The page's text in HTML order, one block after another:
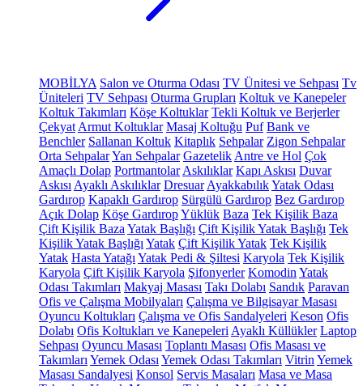
MOBİLYA Salon ve Oturma Odası TV Ünitesi ve Sehpası Tv
Üniteleri TV Sehpası Oturma Grupları Koltuk ve Kanepeler
Koltuk Takımları Köşe Koltuklar Tekli Koltuk ve Berjerler
Çekyat Armut Koltuklar Masaj Koltuğu Puf Bank ve
Benchler Sallanan Koltuk Kitaplık Sehpalar Zigon Sehpalar
Orta SehpalarYan Sehpalar Gazetelik Antre ve Hol Çok
Amaçlı Dolap Portmantolar Askılıklar Kapı Askısı Duvar
Askısı Ayaklı Askılıklar Dresuar AyakkabılıkYatak Odası
Gardırop Kapaklı Gardırop Sürgülü Gardırop Bez Gardırop
Açık Dolap Köşe GardıropYüklük Baza Tek Kişilik Baza
Çift Kişilik Baza Yatak Başlığı Çift Kişilik Yatak Başlığı Tek
Kişilik Yatak Başlığı Yatak Çift Kişilik Yatak Tek Kişilik
Yatak Hasta Yatağı Yatak Pedi & Şiltesi Karyola Tek Kişilik
Karyola Çift Kişilik Karyola Şifonyerler Komodin Yatak
Odası Takımları Makyaj Masası Takı Dolabı Sandık Paravan
Ofis ve Çalışma Mobilyaları Çalışma ve Bilgisayar Masası
Oyuncu Koltukları Çalışma ve Ofis Sandalyeleri Keson Ofis
Dolabı Ofis Koltukları ve Kanepeleri Ayaklı Küllükler Laptop
Sehpası Oyuncu Masası Toplantı Masası Ofis Masası ve
Takımları Yemek Odası Yemek Odası Takımları Vitrin Yemek
Masası Sandalyesi Konsol Servis Masaları Masa ve Masa